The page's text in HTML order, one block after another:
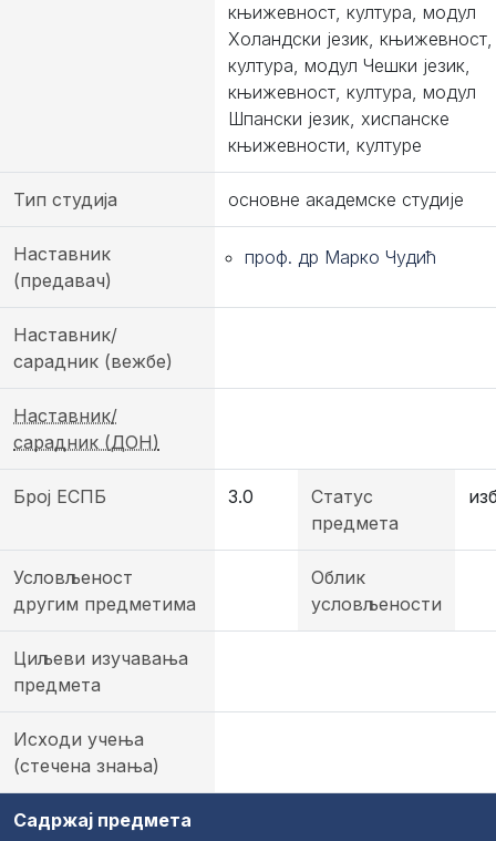
књижевност, култура, модул
Холандски језик, књижевност,
култура, модул Чешки језик,
књижевност, култура, модул
Шпански језик, хиспанске
књижевности, културе
Тип студија основне академске студије
Наставник
(предавач)
проф. др Марко Чудић
Наставник/
сарадник (вежбе)
Наставник/
сарадник (ДОН)
Број ЕСПБ 3.0
Статус
предмета
Условљеност
другим предметима
Облик
условљености
Циљеви изучавања
предмета
Исходи учења
(стечена знања)
Садржај предмета